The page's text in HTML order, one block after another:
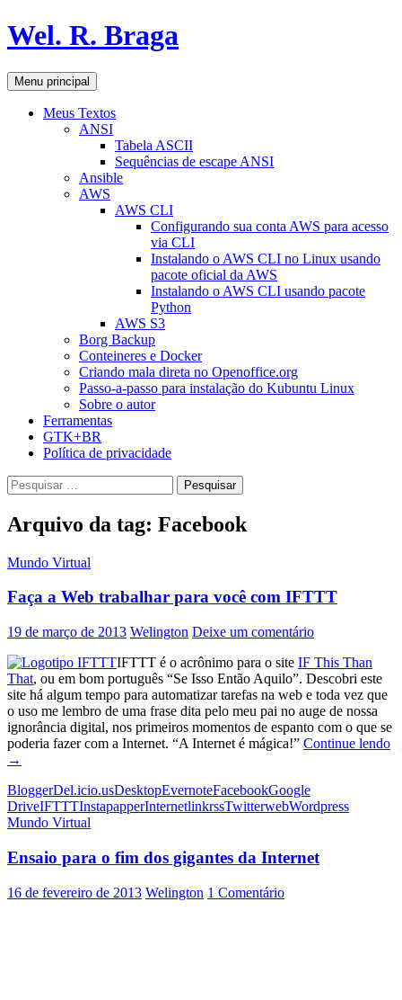
Pular
para
conteúdo
Wel. R. Braga
Pesquisar
Menu principal
Meus Textos
ANSI
Tabela ASCII
Sequências de escape ANSI
Ansible
AWS
AWS CLI
Configurando sua conta AWS para acesso
via CLI
Instalando o AWS CLI no Linux usando
pacote oficial da AWS
Instalando o AWS CLI usando pacote
Python
AWS S3
Borg Backup
Conteineres e Docker
Criando mala direta no Openoffice.org
Passo-a-passo para instalação do Kubuntu Linux
Sobre o autor
Ferramentas
GTK+BR
Política de privacidade
Pesquisar
por:
Arquivo da tag: Facebook
Mundo Virtual
Faça a Web trabalhar para você com IFTTT
19 de março de 2013 Welington Deixe um comentário
IFTTT é o acrônimo para o site IF This Than
That, ou em bom português “Se Isso Então Aquilo”. Descobri este
site há algum tempo para automatizar tarefas na web e toda vez que
o uso me lembro de uma frase dita pelo meu pai no auge de nossa
ignorância digital, nos primeiros momentos de espanto com o que se
poderia fazer com a Internet. “A Internet é mágica!” Continue lendo
→
BloggerDel.icio.usDesktopEvernoteFacebookGoogle
DriveIFTTTInstapapperInternetlinkrssTwitterwebWordpress
Mundo Virtual
Ensaio para o fim dos gigantes da Internet
16 de fevereiro de 2013 Welington 1 Comentário